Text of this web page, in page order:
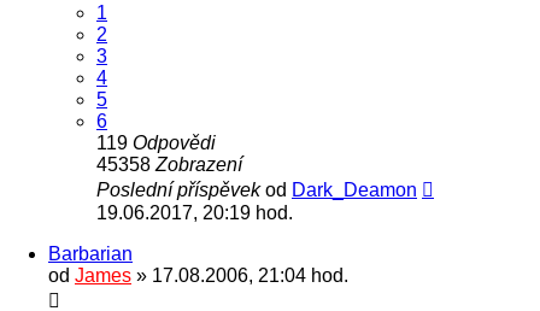
1
2
3
4
5
6
119 Odpovědi
45358 Zobrazení
Poslední příspěvekod Dark_Deamon
19.06.2017, 20:19 hod.
Barbarian
od James » 17.08.2006, 21:04 hod.